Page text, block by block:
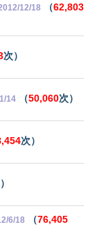
12/18 （62,803
次）
14 （50,060次）
次）
6/18 （76,405